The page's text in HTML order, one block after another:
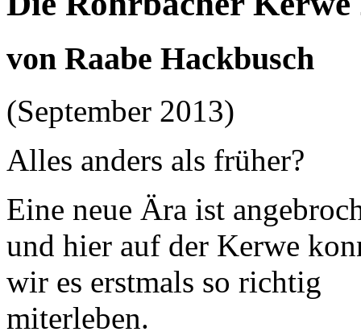
von Raabe Hackbusch
(September 2013)
Alles anders als früher?
Eine neue Ära ist
und hier auf der Kerwe
wir es erstmals so richtig
miterleben.